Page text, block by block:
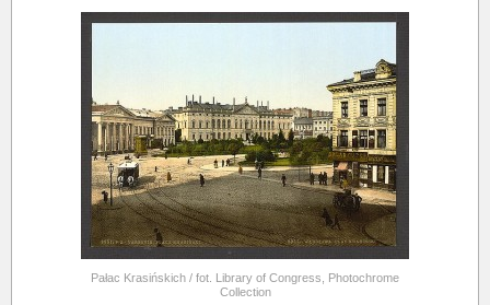
Pałac Krasińskich / fot. Library of Congress, Photochrome
Collection